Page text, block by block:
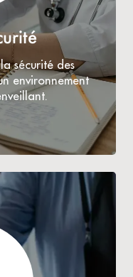
sécurité des
environnement